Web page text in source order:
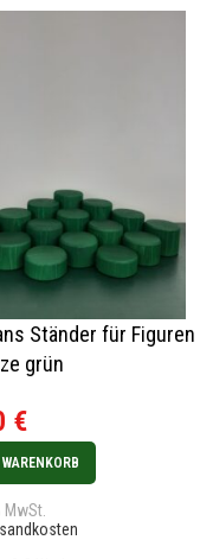
Ständer für Figuren
grün
€
WARENKORB
MwSt.